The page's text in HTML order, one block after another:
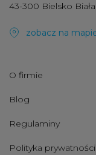
43-300 Bielsko Biała
zobacz na
O firmie
Blog
Regulaminy
Polityka prywatności